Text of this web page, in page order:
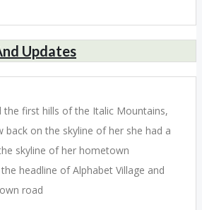
Updates
the first hills of the Italic Mountains,
back on the skyline of her she had a
skyline of her hometown
headline of Alphabet Village and
road